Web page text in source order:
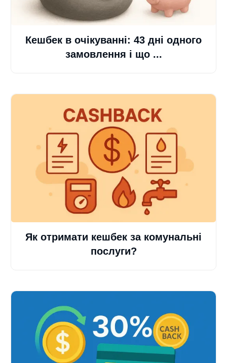
Кешбек в очікуванні: 43 дні одного
замовлення і що ...
Як отримати кешбек за комунальні
послуги?